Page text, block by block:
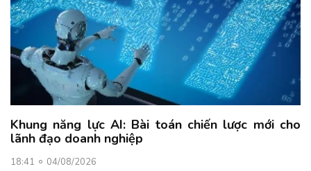
Khung năng lực AI: Bài toán chiến lược mới cho
lãnh đạo doanh nghiệp
18:41 04/08/2026